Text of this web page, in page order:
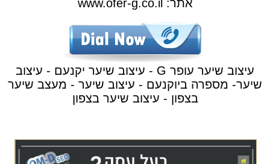
אתר: www.ofer-g.co.il
עיצוב שיער עופר G - עיצוב שיער יקנעם - עיצוב
שיער- מספרה ביוקנעם - עיצוב שיער - מעצב שיער
בצפון - עיצוב שיער בצפון